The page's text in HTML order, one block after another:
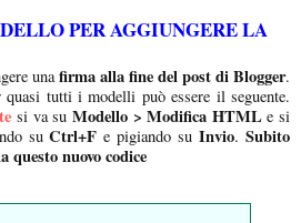
PER AGGIUNGERE LA
unafirma alla fine del post di Blogger.
tutti i modelli può essere il seguente.
si va su Modello > Modifica HTMLe si
suCtrl+F e pigiando su Invio.Subito
questo nuovo codice